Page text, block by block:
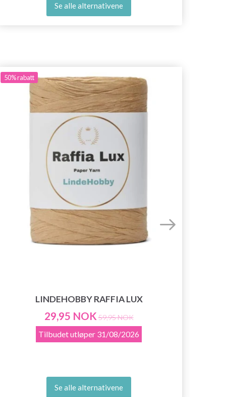
Se alle alternativene
50%rabatt
LINDEHOBBY RAFFIA LUX
29,95 NOK 59,95 NOK
Tilbudet utløper 31/08/2026
Se alle alternativene